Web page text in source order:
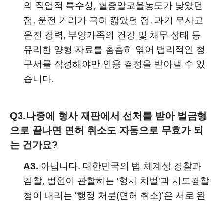
의 직업적 특수성, 혈중알코올농도가 낮았던
점, 운전 거리가 극히 짧았던 점, 과거 무사고
운전 경력, 부양가족의 건강 및 채무 상태 등
유리한 양형 자료를 촘촘히 엮어 법리적인 청
구서를 작성해야만 인용 결정을 받아낼 수 있
습니다.
Q3.나중에 형사 재판에서 선처를 받아 벌금형
으로 끝나면 면허 취소도 자동으로 무효가 되
는 건가요?
A3. 아닙니다. 대한민국의 법 체계상 경찰과
검찰, 법원이 관할하는 '형사 처벌'과 시도경찰
청이 내리는 '행정 처분(면허 취소)'은 서로 완